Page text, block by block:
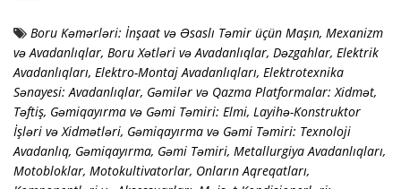
Boru Kəmərləri: İnşaat və Əsaslı Təmir üçün Maşın, Mexanizm
və Avadanlıqlar, Boru Xətləri və Avadanlıqlar, Dəzgahlar, Elektrik
Avadanlıqları, Elektro-Montaj Avadanlıqları, Elektrotexnika
Sənayesi: Avadanlıqlar, Gəmilər və Qazma Platformalar: Xidmət,
Təftiş, Gəmiqayırma və Gəmi Təmiri: Elmi, Layihə-Konstruktor
İşləri və Xidmətləri, Gəmiqayırma və Gəmi Təmiri: Texnoloji
Avadanlıq, Gəmiqayırma, Gəmi Təmiri, Metallurgiya Avadanlıqları,
Motobloklar, Motokultivatorlar, Onların Aqreqatları,